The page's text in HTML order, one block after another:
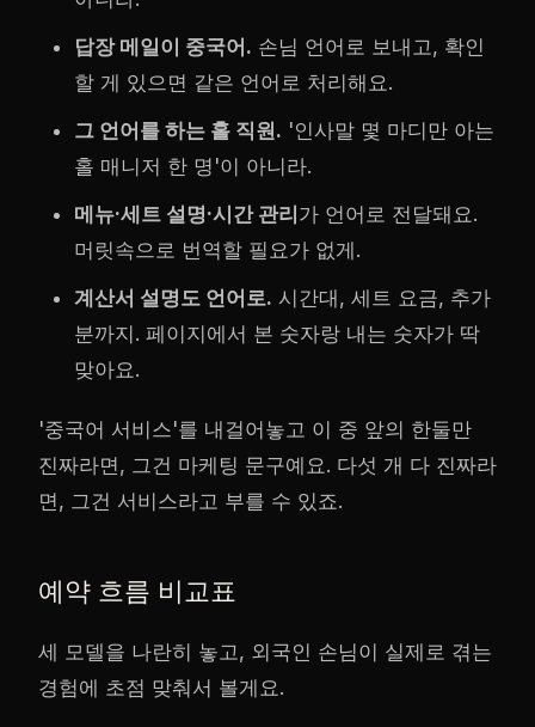
답장 메일이 중국어. 손님 언어로 보내고, 확인
할 게 있으면 같은 언어로 처리해요.
그 언어를 하는 홀 직원. '인사말 몇 마디만 아는
홀 매니저 한 명'이 아니라.
메뉴·세트 설명·시간 관리가 언어로 전달돼요.
머릿속으로 번역할 필요가 없게.
계산서 설명도 언어로. 시간대, 세트 요금, 추가
분까지. 페이지에서 본 숫자랑 내는 숫자가 딱
맞아요.
'중국어 서비스'를 내걸어놓고 이 중 앞의 한둘만
진짜라면, 그건 마케팅 문구예요. 다섯 개 다 진짜라
면, 그건 서비스라고 부를 수 있죠.
예약 흐름 비교표
세 모델을 나란히 놓고, 외국인 손님이 실제로 겪는
경험에 초점 맞춰서 볼게요.